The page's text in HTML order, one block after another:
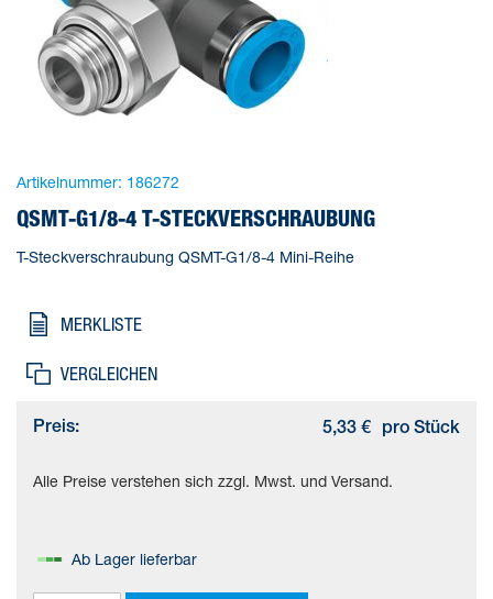
Artikelnummer: 186272
QSMT-G1/8-4 T-STECKVERSCHRAUBUNG
T-Steckverschraubung QSMT-G1/8-4 Mini-Reihe
MERKLISTE
VERGLEICHEN
Preis: 5,33 € pro Stück
Alle Preise verstehen sich zzgl. Mwst. und Versand.
Ab Lager lieferbar